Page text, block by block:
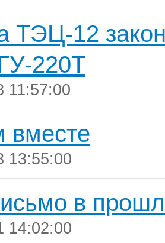
ТЭЦ-12
220Т
11:57:00
вместе
13:55:00
в
14:02:00